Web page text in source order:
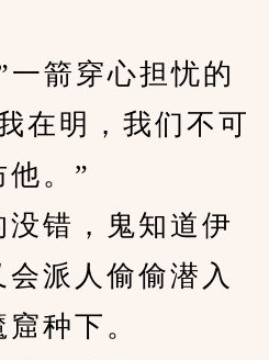
穿心担忧的
在明，我们不可
。”
错，鬼知道伊
派人偷偷潜入
种下。